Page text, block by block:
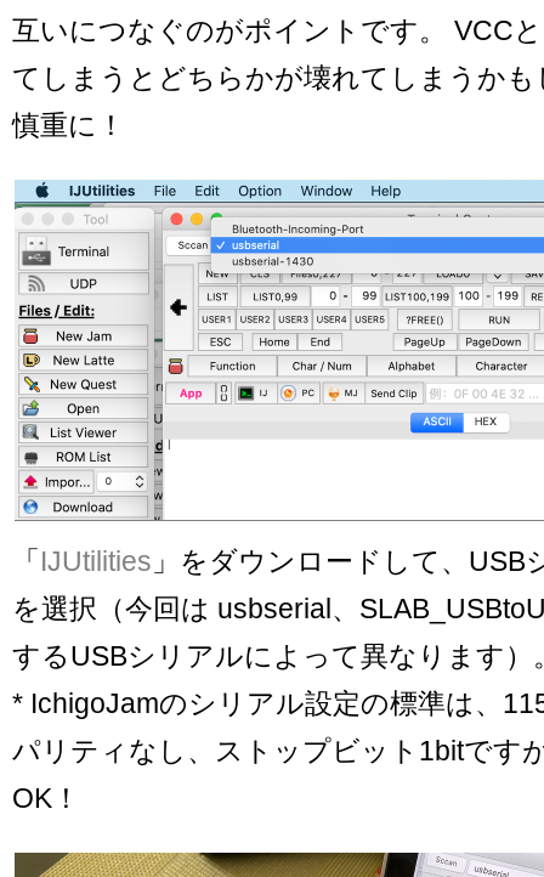
互いにつなぐのがポイントです。 VCC
てしまうとどちらかが壊れてしまうか
慎重に！
「IJUtilities 」をダウンロードして、USB
を選択（今回は usbserial、
するUSBシリアルによって異なります）
* IchigoJamのシリアル設定の標準は、
パリティなし、ストップビット1bitです
OK！